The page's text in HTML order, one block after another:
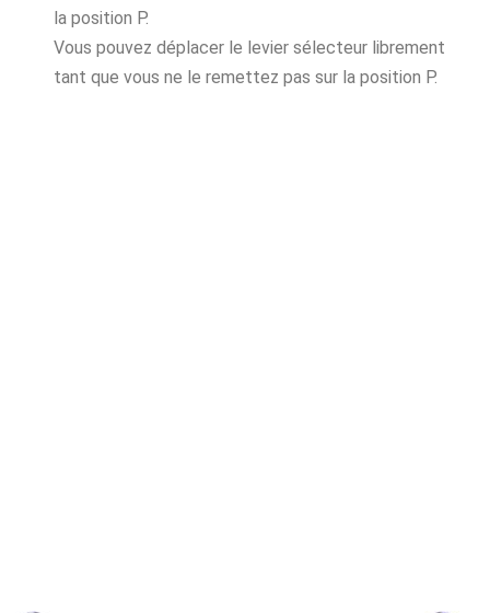
la position P.
Vous pouvez déplacer le levier sélecteur librement
tant que vous ne le remettez pas sur la position P.